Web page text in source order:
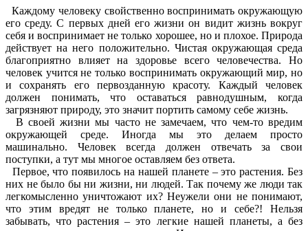
Каждому человеку свойственно воспринимать окружающую
его среду. С первых дней его жизни он видит жизнь вокруг
себя и воспринимает не только хорошее, но и плохое. Природа
действует на него положительно. Чистая окружающая среда
благоприятно влияет на здоровье всего человечества. Но
человек учится не только воспринимать окружающий мир, но
и сохранять его первозданную красоту. Каждый человек
должен понимать, что оставаться равнодушным, когда
загрязняют природу, это значит портить самому себе жизнь.
В своей жизни мы часто не замечаем, что чем-то вредим
окружающей среде. Иногда мы это делаем просто
машинально. Человек всегда должен отвечать за свои
поступки, а тут мы многое оставляем без ответа.
Первое, что появилось на нашей планете – это растения. Без
них не было бы ни жизни, ни людей. Так почему же люди так
легкомысленно уничтожают их? Неужели они не понимают,
что этим вредят не только планете, но и себе?! Нельзя
забывать, что растения – это легкие нашей планеты, а без